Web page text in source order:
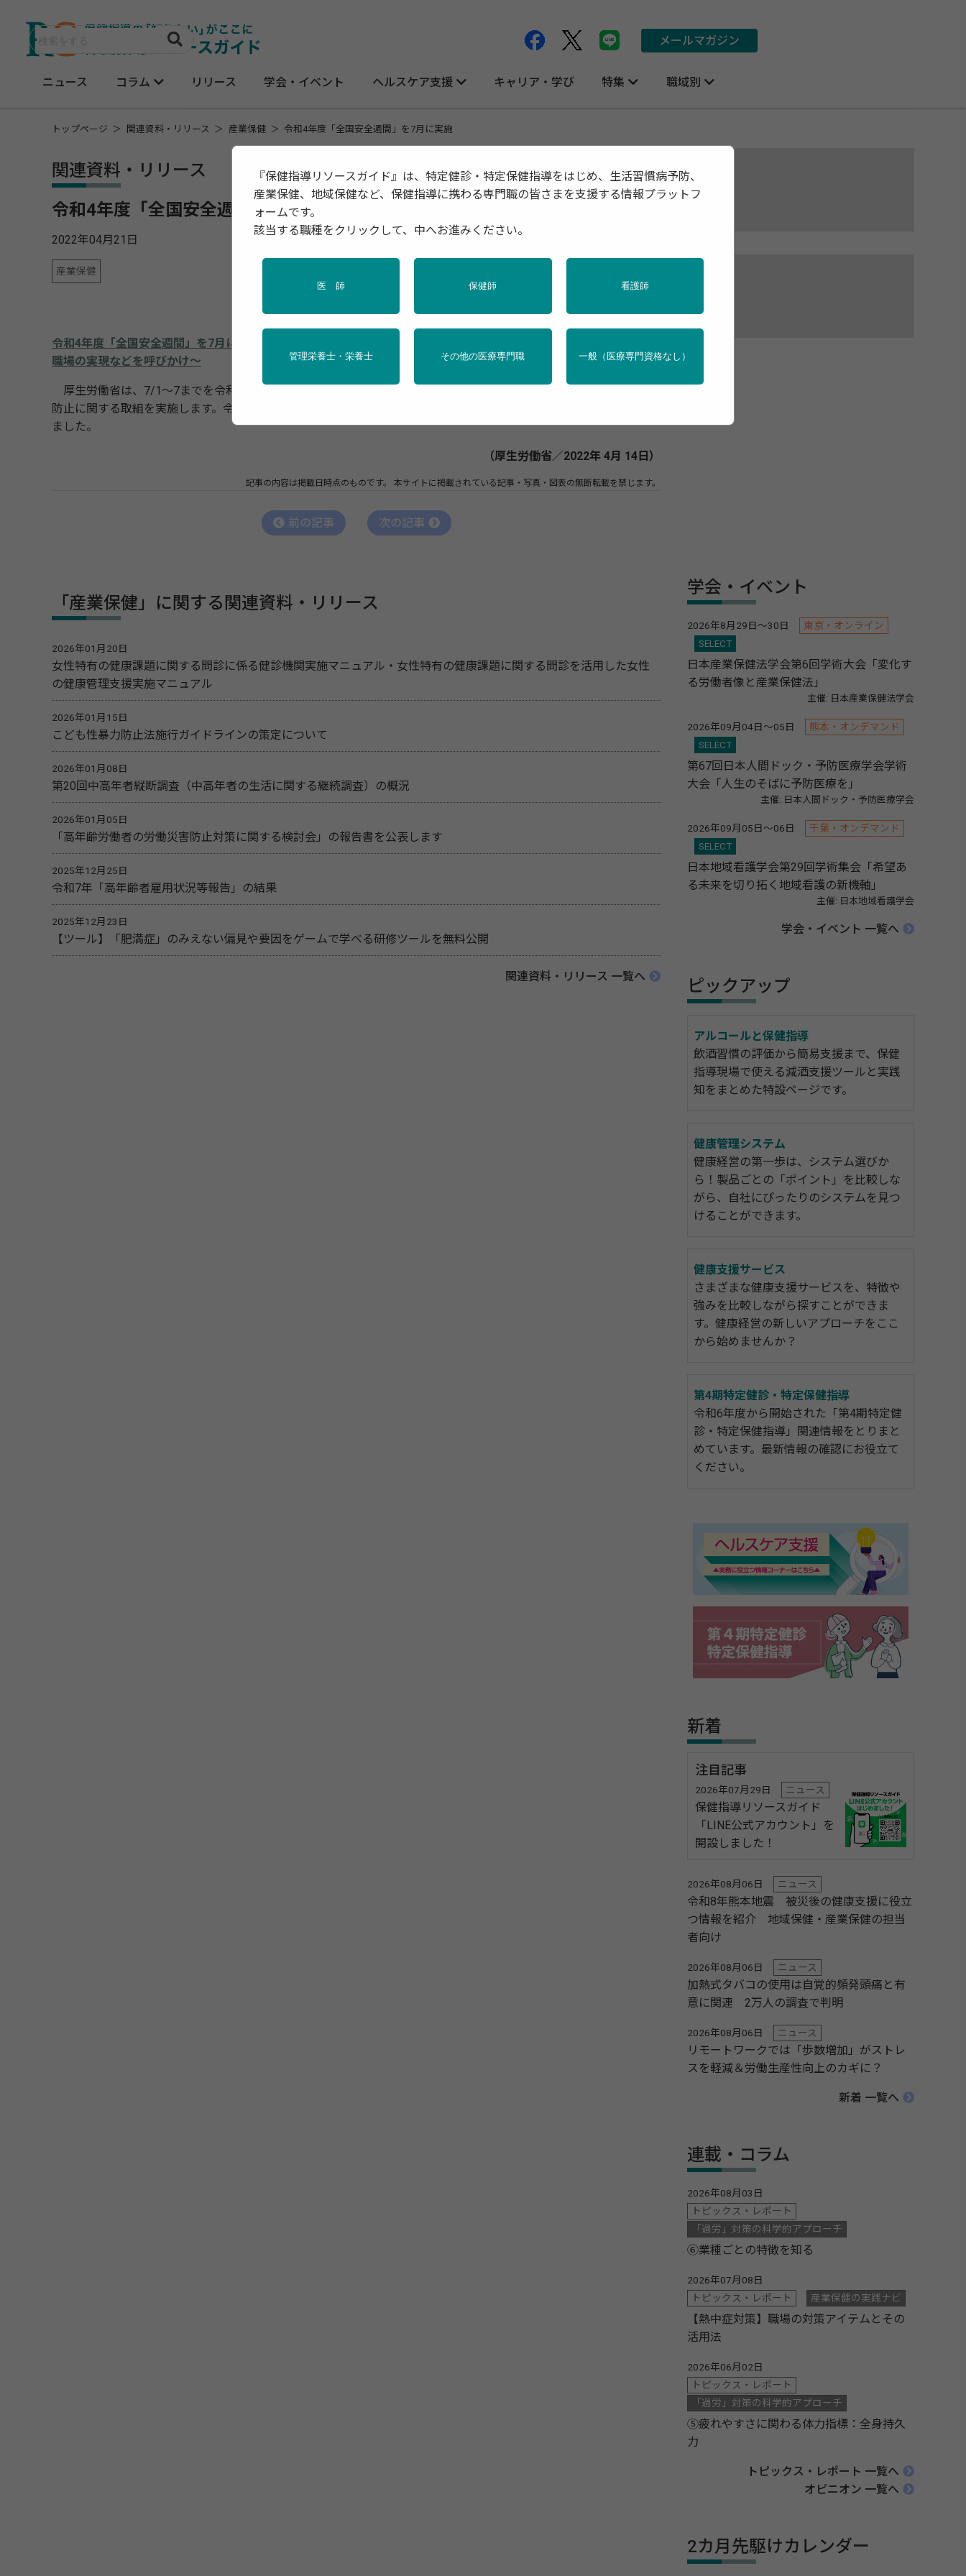
ニュース コラム リリース 学会・イベント ヘルスケア支援 キャリア・学び 特集 職域別
メールマガジン
トップページ 関連資料・リリース 産業保健 令和4年度「全国安全週間」を7月に実施
関連資料・リリース
令和4年度「全国安全週間」を7月に実施
2022年04月21日
産業保健
令和4年度「全国安全週間」を7月に実施～令和4年度のスローガンを決定。すべての働く方が安全に働くことのできる
職場の実現などを呼びかけ～
厚生労働省は、7/1～7までを令和4年度「全国安全週間」とし、各職場での巡視やスローガンの掲示など、労働災害
防止に関する取組を実施します。令和4年度の「全国安全週間」スローガンは「安全は 急がず焦らず怠らず」に決定し
ました。
（厚生労働省／2022年 4月 14日）
記事の内容は掲載日時点のものです。 本サイトに掲載されている記事・写真・図表の無断転載を禁じます。
前の記事 次の記事
「産業保健」に関する関連資料・リリース
2026年01月20日
女性特有の健康課題に関する問診に係る健診機関実施マニュアル・女性特有の健康課題に関する問診を活用した女性
の健康管理支援実施マニュアル
2026年01月15日
こども性暴力防止法施行ガイドラインの策定について
2026年01月08日
第20回中高年者縦断調査（中高年者の生活に関する継続調査）の概況
2026年01月05日
「高年齢労働者の労働災害防止対策に関する検討会」の報告書を公表します
2025年12月25日
令和7年「高年齢者雇用状況等報告」の結果
2025年12月23日
【ツール】「肥満症」のみえない偏見や要因をゲームで学べる研修ツールを無料公開
関連資料・リリース 一覧へ
学会・イベント
2026年8月29日～30日
東京・オンライン
SELECT
日本産業保健法学会第6回学術大会「変化す
る労働者像と産業保健法」
主催: 日本産業保健法学会
2026年09月04日～05日
熊本・オンデマンド
SELECT
第67回日本人間ドック・予防医療学会学術
大会「人生のそばに予防医療を」
主催: 日本人間ドック・予防医療学会
2026年09月05日～06日
千葉・オンデマンド
SELECT
日本地域看護学会第29回学術集会「希望あ
る未来を切り拓く地域看護の新機軸」
主催: 日本地域看護学会
学会・イベント 一覧へ
ピックアップ
アルコールと保健指導
飲酒習慣の評価から簡易支援まで、保健
指導現場で使える減酒支援ツールと実践
知をまとめた特設ページです。
健康管理システム
健康経営の第一歩は、システム選びか
ら！製品ごとの「ポイント」を比較しな
がら、自社にぴったりのシステムを見つ
けることができます。
健康支援サービス
さまざまな健康支援サービスを、特徴や
強みを比較しながら探すことができま
す。健康経営の新しいアプローチをここ
から始めませんか？
第4期特定健診・特定保健指導
令和6年度から開始された「第4期特定健
診・特定保健指導」関連情報をとりまと
めています。最新情報の確認にお役立て
ください。
新着
注目記事
2026年07月29日 ニュース
保健指導リソースガイド
「LINE公式アカウント」を
開設しました！
2026年08月06日 ニュース
令和8年熊本地震 被災後の健康支援に役立
つ情報を紹介 地域保健・産業保健の担当
者向け
2026年08月06日 ニュース
加熱式タバコの使用は自覚的頻発頭痛と有
意に関連 2万人の調査で判明
2026年08月06日 ニュース
リモートワークでは「歩数増加」がストレ
スを軽減＆労働生産性向上のカギに？
新着 一覧へ
連載・コラム
2026年08月03日
トピックス・レポート
「過労」対策の科学的アプローチ
⑥業種ごとの特徴を知る
2026年07月08日
トピックス・レポート
産業保健の実践ナビ
【熱中症対策】職場の対策アイテムとその
活用法
2026年06月02日
トピックス・レポート
「過労」対策の科学的アプローチ
⑤疲れやすさに関わる体力指標：全身持久
力
トピックス・レポート 一覧へ
オピニオン 一覧へ
2カ月先駆けカレンダー
『保健指導リソースガイド』は、特定健診・特定保健指導をはじめ、生活習慣病予防、
産業保健、地域保健など、保健指導に携わる専門職の皆さまを支援する情報プラットフ
ォームです。
該当する職種をクリックして、中へお進みください。
医 師 保健師 看護師
管理栄養士・栄養士 その他の医療専門職 一般（医療専門資格なし）